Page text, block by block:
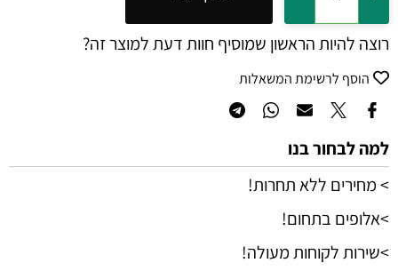
רוצה להיות הראשון שמוסיף חוות דעת למוצר זה?
הוסף לרשימת המשאלות
למה לבחור בנו
> מחירים ללא תחרות!
>אלופים בתחום!
>שירות לקוחות מעולה!